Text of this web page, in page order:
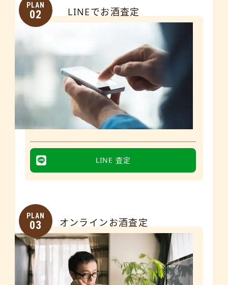
PLAN
02 LINEでお酒査定
LINE 査定
PLAN
03 オンラインお酒査定